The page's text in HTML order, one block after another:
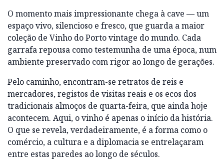
O momento mais impressionante chega à cave — um
espaço vivo, silencioso e fresco, que guarda a maior
coleção de Vinho do Porto vintage do mundo. Cada
garrafa repousa como testemunha de uma época, num
ambiente preservado com rigor ao longo de gerações.
Pelo caminho, encontram-se retratos de reis e
mercadores, registos de visitas reais e os ecos dos
tradicionais almoços de quarta-feira, que ainda hoje
acontecem. Aqui, o vinho é apenas o início da história.
O que se revela, verdadeiramente, é a forma como o
comércio, a cultura e a diplomacia se entrelaçaram
entre estas paredes ao longo de séculos.